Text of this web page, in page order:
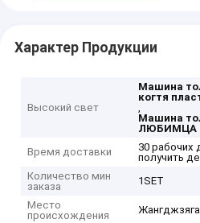
Характер Продукции
Высокий свет
Машина
когтя
,
Машина
ЛЮБИМЦА
Время доставки
30 рабочих
получить
Количество мин
заказа
1SET
Место
происхождения